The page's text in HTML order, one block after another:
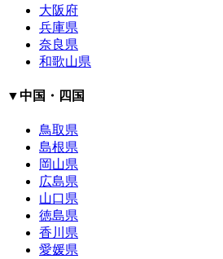
大阪府
兵庫県
奈良県
和歌山県
▼中国・四国
鳥取県
島根県
岡山県
広島県
山口県
徳島県
香川県
愛媛県